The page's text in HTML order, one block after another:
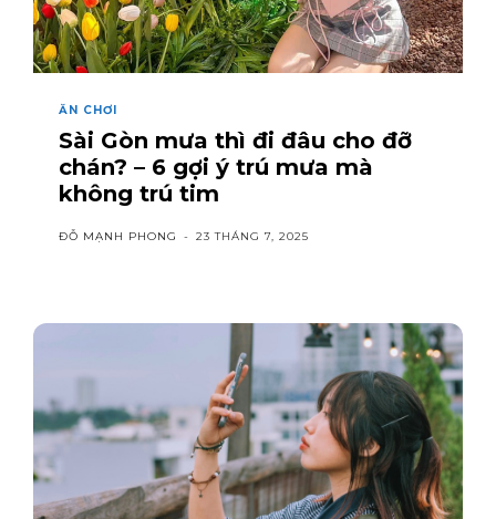
ĂN CHƠI
Sài Gòn mưa thì đi đâu cho đỡ
chán? – 6 gợi ý trú mưa mà
không trú tim
ĐỖ MẠNH PHONG - 23 THÁNG 7, 2025